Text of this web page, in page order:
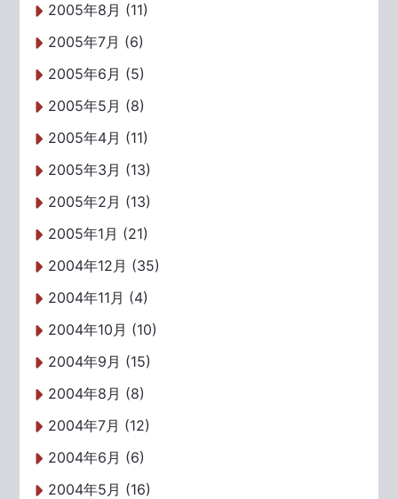
2005年8月 (11)
2005年7月 (6)
2005年6月 (5)
2005年5月 (8)
2005年4月 (11)
2005年3月 (13)
2005年2月 (13)
2005年1月 (21)
2004年12月 (35)
2004年11月 (4)
2004年10月 (10)
2004年9月 (15)
2004年8月 (8)
2004年7月 (12)
2004年6月 (6)
2004年5月 (16)